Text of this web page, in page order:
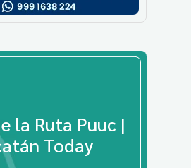
la Ruta Puuc |
Today